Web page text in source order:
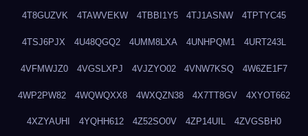
4T8GUZVK 4TAWVEKW 4TBBI1Y5 4TJ1ASNW 4TPTYC45
4TSJ6PJX 4U48QGQ2 4UMM8LXA 4UNHPQM1 4URT243L
4VFMWJZ0 4VGSLXPJ 4VJZYO02 4VNW7KSQ 4W6ZE1F7
4WP2PW82 4WQWQXX8 4WXQZN38 4X7TT8GV 4XYOT662
4XZYAUHI 4YQHH612 4Z52SO0V 4ZP14UIL 4ZVGSBH0